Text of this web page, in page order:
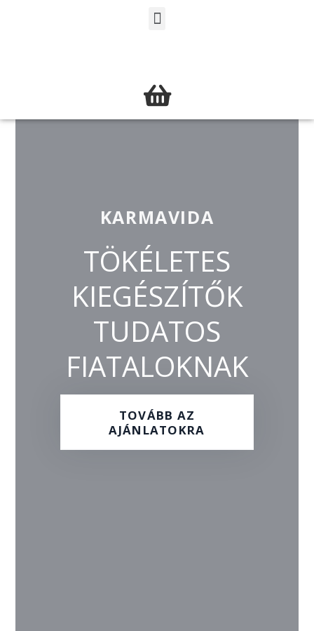
KARMAVIDA
TÖKÉLETES
KIEGÉSZÍTŐK
TUDATOS
FIATALOKNAK
TOVÁBB AZ
AJÁNLATOKRA